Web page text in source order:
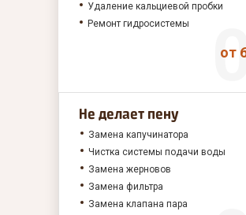
Удаление кальциевой пробки
Ремонт гидросистемы
от
Не делает пену
Замена капучинатора
Чистка системы подачи воды
Замена жерновов
Замена фильтра
Замена клапана пара